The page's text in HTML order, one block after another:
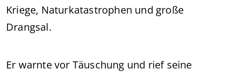
Kriege, Naturkatastrophen und große
Drangsal.
Er warnte vor Täuschung und rief seine